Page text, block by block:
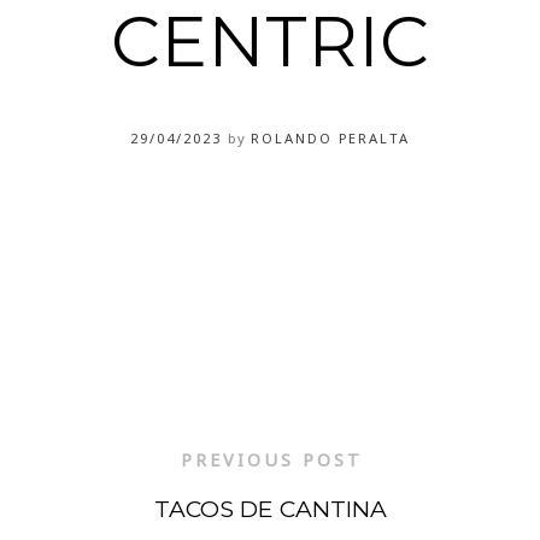
CENTRIC
29/04/2023 by ROLANDO PERALTA
PREVIOUS POST
TACOS DE CANTINA